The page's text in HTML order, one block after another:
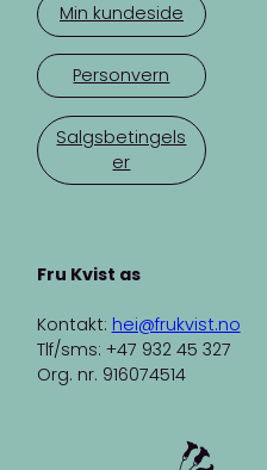
Min kundeside
Personvern
Salgsbetingels
er
Fru Kvist as
Kontakt: hei@frukvist.no
Tlf/sms: +47 932 45 327
Org. nr. 916074514